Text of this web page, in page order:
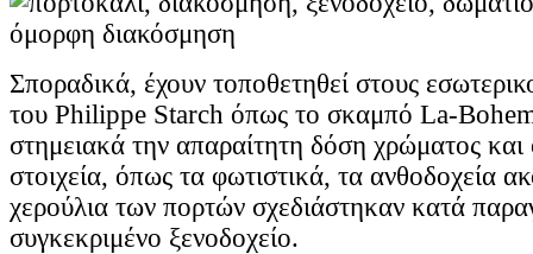
Σποραδικά, έχουν τοποθετηθεί στους
του Philippe Starch όπως το σκαμπό La-
στημειακά την απαραίτητη δόση χρώματος
στοιχεία, όπως τα φωτιστικά, τα ανθοδοχεία
χερούλια των πορτών σχεδιάστηκαν κατά
συγκεκριμένο ξενοδοχείο.